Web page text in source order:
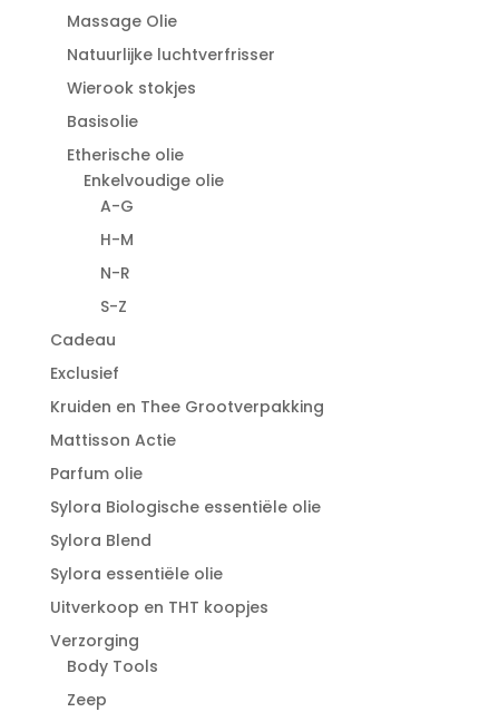
Massage Olie
Natuurlijke luchtverfrisser
Wierook stokjes
Basisolie
Etherische olie
Enkelvoudige olie
A-G
H-M
N-R
S-Z
Cadeau
Exclusief
Kruiden en Thee Grootverpakking
Mattisson Actie
Parfum olie
Sylora Biologische essentiële olie
Sylora Blend
Sylora essentiële olie
Uitverkoop en THT koopjes
Verzorging
Body Tools
Zeep